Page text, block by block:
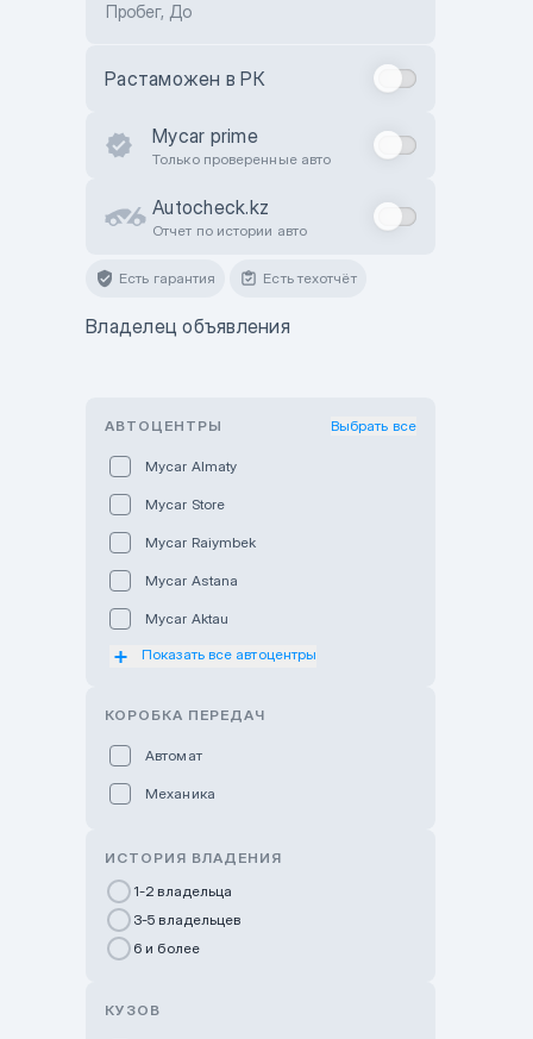
Пробег, До
Растаможен в РК
Mycar prime
Только проверенные авто
Autocheck.kz
Отчет по истории авто
Есть гарантия Есть техотчёт
Владелец объявления
АВТОЦЕНТРЫ Выбрать все
Mycar Almaty
Mycar Store
Mycar Raiymbek
Mycar Astana
Mycar Aktau
Mycar Uralsk
GWM Nurly Zhol
Chery Astana
Показать все автоцентры
КОРОБКА ПЕРЕДАЧ
Автомат
Механика
ИСТОРИЯ ВЛАДЕНИЯ
1-2 владельца
3-5 владельцев
6 и более
КУЗОВ